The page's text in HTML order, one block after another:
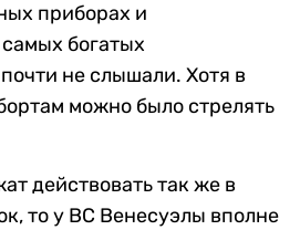
приборах и
богатых
не слышали. Хотя в
можно было стрелять
действовать так же в
то у ВС Венесуэлы вполне